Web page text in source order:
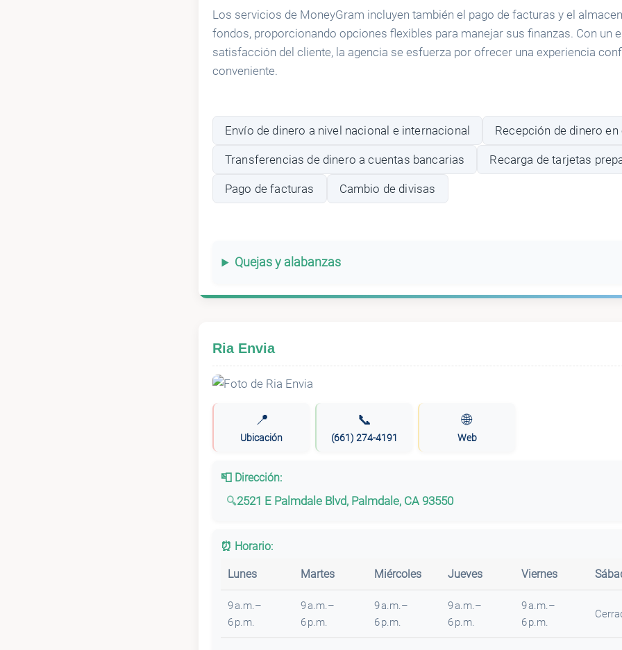
Los servicios de MoneyGram incluyen también el pago de facturas y el
fondos, proporcionando opciones flexibles para manejar sus finanzas. Con un
satisfacción del cliente, la agencia se esfuerza por ofrecer una experiencia
conveniente.
Envío de dinero a nivel nacional e internacional Recepción de dinero
Transferencias de dinero a cuentas bancarias Recarga de tarjetas
Pago de facturas Cambio de divisas
Quejas y alabanzas
Ria Envia
📍
Ubicación
📞
(661) 274-4191
🌐
Web
📮 Dirección:
2521 E Palmdale Blvd, Palmdale, CA 93550
⏰ Horario:
Lunes Martes Miércoles Jueves Viernes
9 a.m.–
6 p.m.
9 a.m.–
6 p.m.
9 a.m.–
6 p.m.
9 a.m.–
6 p.m.
9 a.m.–
6 p.m.